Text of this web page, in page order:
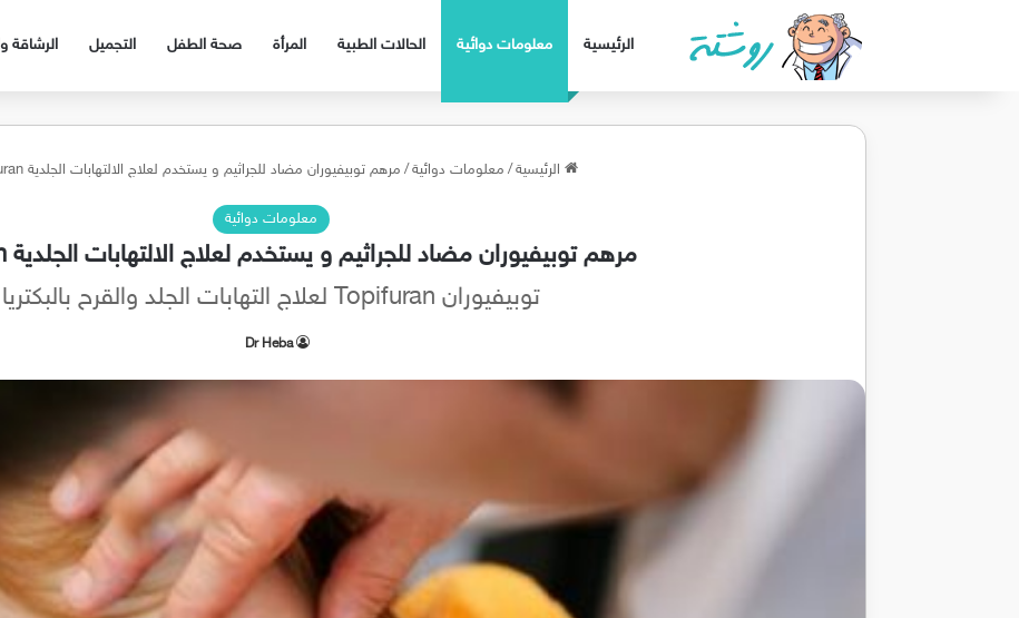
الرئيسية معلومات دوائية الحالات الطبية المرأة صحة الطفل التجميل الرشاقة
الرئيسية / معلومات دوائية / مرهم توبيفيوران مضاد للجراثيم و يستخدم لعلاج الالتهابات الجلدية Topifuran
معلومات دوائية
مرهم توبيفيوران مضاد للجراثيم و يستخدم لعلاج الالتهابات الجلدية Topifuran
توبيفيوران Topifuran لعلاج التهابات الجلد والقرح بالبكتريا
Dr Heba